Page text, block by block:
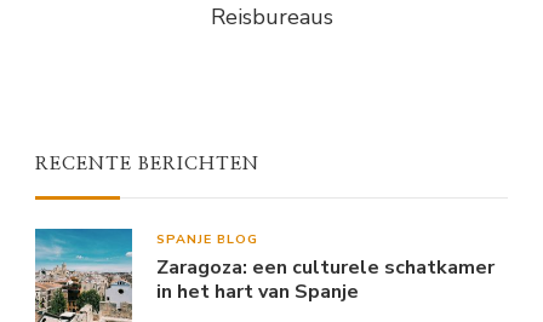
Reisbureaus
RECENTE BERICHTEN
SPANJE BLOG
Zaragoza: een culturele schatkamer
in het hart van Spanje